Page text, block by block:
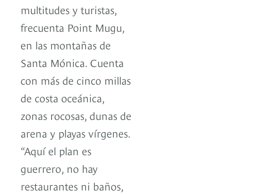
multitudes y turistas,
frecuenta Point Mugu,
en las montañas de
Santa Mónica. Cuenta
con más de cinco millas
de costa oceánica,
zonas rocosas, dunas de
arena y playas vírgenes.
“Aquí el plan es
guerrero, no hay
restaurantes ni baños,